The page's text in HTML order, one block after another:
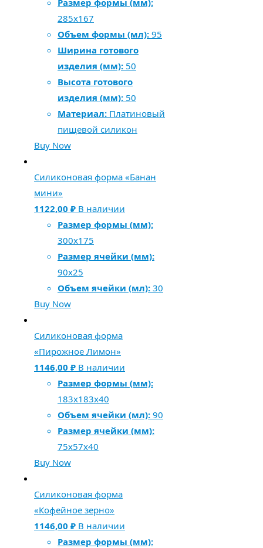
285х167
Объем формы (мл): 95
Ширина готового
изделия (мм): 50
Высота готового
изделия (мм): 50
Материал: Платиновый
пищевой силикон
Buy Now
Силиконовая форма «Банан
мини»
1122,00 ₽ В наличии
Размер формы (мм):
300x175
Размер ячейки (мм):
90x25
Объем ячейки (мл): 30
Buy Now
Силиконовая форма
«Пирожное Лимон»
1146,00 ₽ В наличии
Размер формы (мм):
183x183x40
Объем ячейки (мл): 90
Размер ячейки (мм):
75x57x40
Buy Now
Силиконовая форма
«Кофейное зерно»
1146,00 ₽ В наличии
Размер формы (мм):